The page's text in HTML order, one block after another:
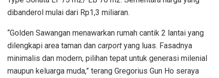
dibanderol mulai dari Rp1,3 miliaran.
“Golden Sawangan menawarkan rumah cantik 2 lantai yang
dilengkapi area taman dan carport yang luas. Fasadnya
minimalis dan modern, pilihan tepat untuk generasi milenial
maupun keluarga muda,” terang Gregorius Gun Ho seraya